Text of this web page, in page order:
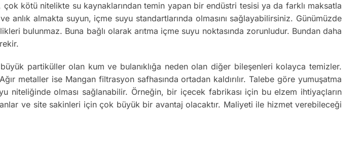
kötü nitelikte su kaynaklarından temin yapan bir endüstri tesisi ya da farklı maksatla
almakta suyun, içme suyu standartlarında olmasını sağlayabilirsiniz. Günümüzde
bulunmaz. Buna bağlı olarak arıtma içme suyu noktasında zorunludur. Bundan daha
partiküller olan kum ve bulanıklığa neden olan diğer bileşenleri kolayca temizler.
metaller ise Mangan filtrasyon safhasında ortadan kaldırılır. Talebe göre yumuşatma
olması sağlanabilir. Örneğin, bir içecek fabrikası için bu elzem ihtiyaçların
ve site sakinleri için çok büyük bir avantaj olacaktır. Maliyeti ile hizmet verebileceği